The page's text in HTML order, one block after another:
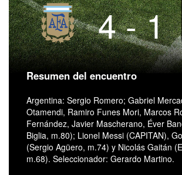
4 - 1
Resumen del encuentro
Argentina: Sergio Romero; Gabriel
Otamendi, Ramiro Funes Mori, Marcos
Fernández, Javier Mascherano, Éver
Biglia, m.80); Lionel Messi (CAPITAN),
(Sergio Agüero, m.74) y Nicolás Gaitán
m.68). Seleccionador: Gerardo Martino.